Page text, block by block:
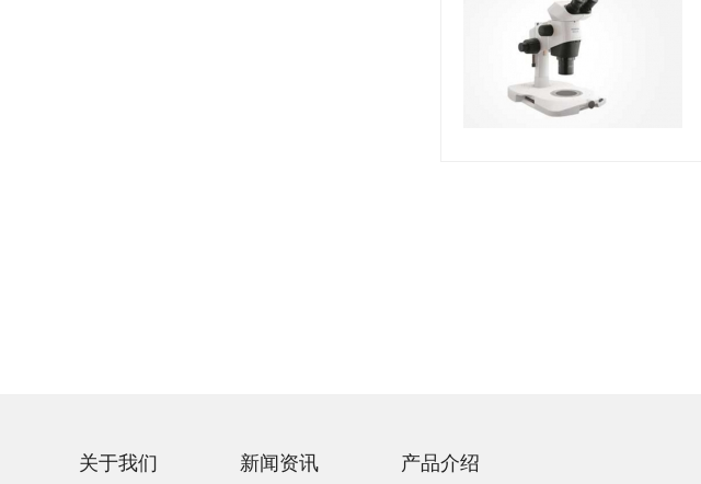
关于我们 新闻资讯 产品介绍